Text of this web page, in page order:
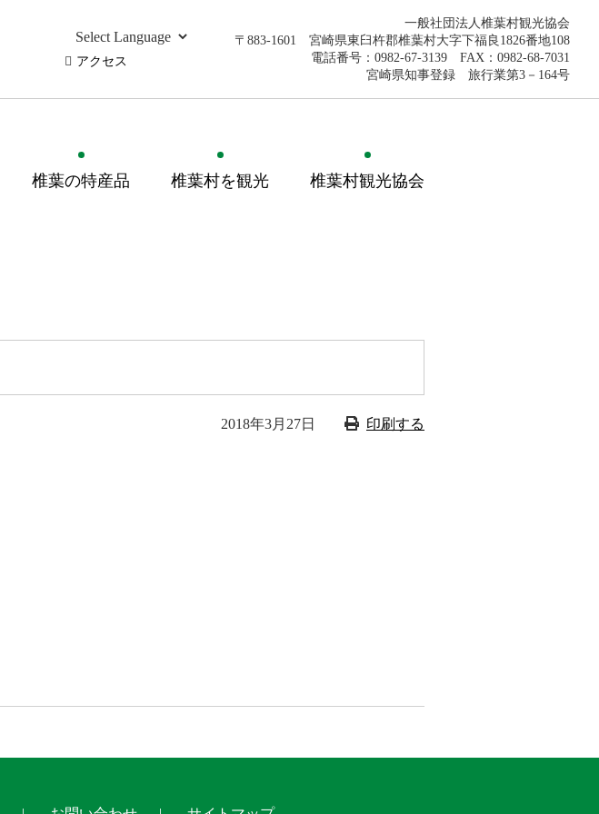
アクセス
一般社団法人椎葉村観光協会
〒883-1601 宮崎県東臼杵郡椎葉村大字下福良1826番地108
電話番号：0982-67-3139 FAX：0982-68-7031
宮崎県知事登録 旅行業第3－164号
椎葉の特産品 椎葉村を観光 椎葉村観光協会
2018年3月27日 印刷する